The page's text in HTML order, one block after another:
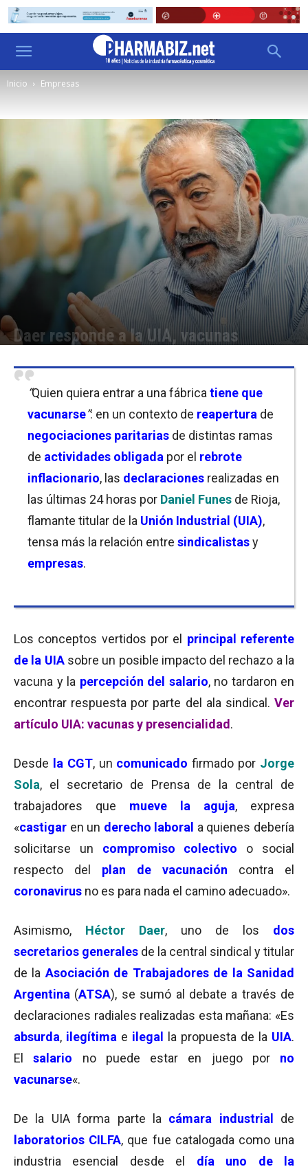
Inicio Empresas
Daer responde a la UIA, vacunas
“Quien quiera entrar a una fábrica tiene que
vacunarse”: en un contexto de reapertura de
negociaciones paritarias de distintas ramas
de actividades obligada por el rebrote
inflacionario, las declaraciones realizadas en
las últimas 24 horas por Daniel Funes de Rioja,
flamante titular de la Unión Industrial (UIA),
tensa más la relación entre sindicalistasy
empresas.
Los conceptos vertidos por el principal referente
de la UIAsobre un posible impacto del rechazo a la
vacuna y la percepción del salario, no tardaron en
encontrar respuesta por parte del ala sindical. Ver
artículo UIA: vacunas y presencialidad .
Desde la CGT, un comunicado firmado por Jorge
Sola, el secretario de Prensa de la central de
trabajadores que mueve la aguja, expresa
«castigar en un derecho laboral a quienes debería
solicitarse un compromiso colectivo o social
respecto del plan de vacunación contra el
coronavirus no es para nada el camino adecuado».
Asimismo, Héctor Daer, uno de los dos
secretarios generales de la central sindical y titular
de la Asociación de Trabajadores de la Sanidad
Argentina (ATSA), se sumó al debate a través de
declaraciones radiales realizadas esta mañana: «Es
absurda, ilegítima e ilegal la propuesta de la UIA.
Elsalario no puede estar en juego por no
vacunarse«.
De la UIA forma parte la cámara industrial
de
laboratorios CILFA, que fue catalogada como una
industria esencial desde el día uno de la